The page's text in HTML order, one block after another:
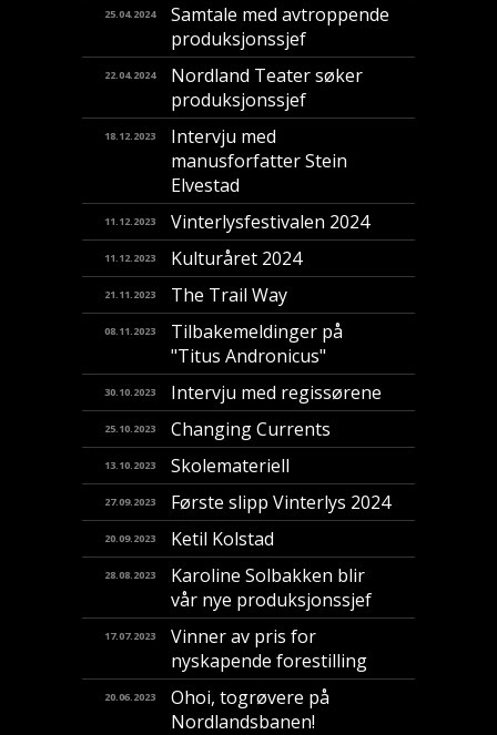
25.04.2024
Samtale med avtroppende
produksjonssjef
22.04.2024
Nordland Teater søker
produksjonssjef
18.12.2023
Intervju med
manusforfatter Stein
Elvestad
11.12.2023 Vinterlysfestivalen 2024
11.12.2023 Kulturåret 2024
21.11.2023 The Trail Way
08.11.2023
Tilbakemeldinger på
"Titus Andronicus"
30.10.2023 Intervju med regissørene
25.10.2023 Changing Currents
13.10.2023 Skolemateriell
27.09.2023 Første slipp Vinterlys 2024
20.09.2023 Ketil Kolstad
28.08.2023
Karoline Solbakken blir
vår nye produksjonssjef
17.07.2023
Vinner av pris for
nyskapende forestilling
20.06.2023
​Ohoi, togrøvere på
Nordlandsbanen!